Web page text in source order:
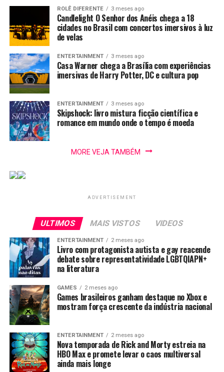
Comments
comments
Matérias relacionadas
Explorando a
Cassinos
Virtuais
BGS 2023 trará
Games
Novo lote de
partir de hoje
Compartilhe isso:
Clique
para
compartilhar
no
Twitter(abre
em
nova
janela)
Clique
compartilhar
no
Facebook(abre
em
nova
Curtir isso:
Carregando...
ROLÊ DIFERENTE 3 meses ago
Candlelight O Senhor dos Anéis chega a 18
cidades no Brasil com concertos imersivos à luz
de velas
ENTERTAINMENT 3 meses ago
Casa Warner chega a Brasília com experiências
imersivas de Harry Potter, DC e cultura pop
ENTERTAINMENT 3 meses ago
Skipshock: livro mistura ficção científica e
romance em mundo onde o tempo é moeda
MORE VEJA TAMBÉM
ADVERTISEMENT
ULTIMOS MAIS VISTOS VIDEOS
ENTERTAINMENT 2 meses ago
Livro com protagonista autista e gay reacende
debate sobre representatividade LGBTQIAPN+
na literatura
GAMES 2 meses ago
Games brasileiros ganham destaque no Xbox e
mostram força crescente da indústria nacional
ENTERTAINMENT 2 meses ago
Nova temporada de Rick and Morty estreia na
HBO Max e promete levar o caos multiversal
ainda mais longe